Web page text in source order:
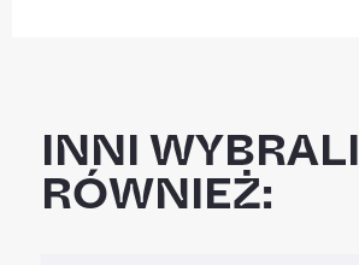
INNI WYBRALI
RÓWNIEŻ: